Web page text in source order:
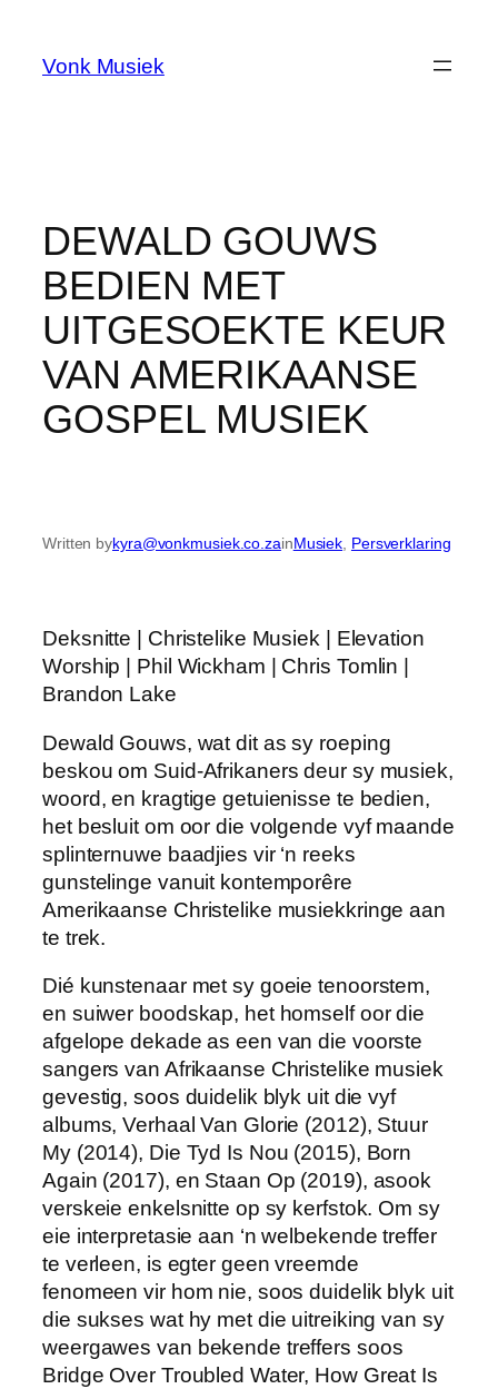
content
Vonk Musiek
DEWALD GOUWS
BEDIEN MET
UITGESOEKTE KEUR
VAN AMERIKAANSE
GOSPEL MUSIEK
Written bykyra@vonkmusiek.co.zainMusiek Persverklaring
Deksnitte | Christelike Musiek | Elevation
Worship | Phil Wickham | Chris Tomlin |
Brandon Lake
Dewald Gouws, wat dit as sy roeping
beskou om Suid-Afrikaners deur sy musiek,
woord, en kragtige getuienisse te bedien,
het besluit om oor die volgende vyf maande
splinternuwe baadjies vir ‘n reeks
gunstelinge vanuit kontemporêre
Amerikaanse Christelike musiekkringe aan
te trek.
Dié kunstenaar met sy goeie tenoorstem,
en suiwer boodskap, het homself oor die
afgelope dekade as een van die voorste
sangers van Afrikaanse Christelike musiek
gevestig, soos duidelik blyk uit die vyf
albums, Verhaal Van Glorie (2012), Stuur
My (2014), Die Tyd Is Nou (2015), Born
Again (2017), en Staan Op (2019), asook
verskeie enkelsnitte op sy kerfstok. Om sy
eie interpretasie aan ‘n welbekende treffer
te verleen, is egter geen vreemde
fenomeen vir hom nie, soos duidelik blyk uit
die sukses wat hy met die uitreiking van sy
weergawes van bekende treffers soos
Bridge Over Troubled Water, How Great Is